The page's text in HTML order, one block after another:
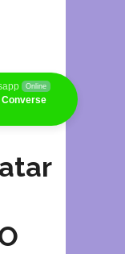
Online
Converse